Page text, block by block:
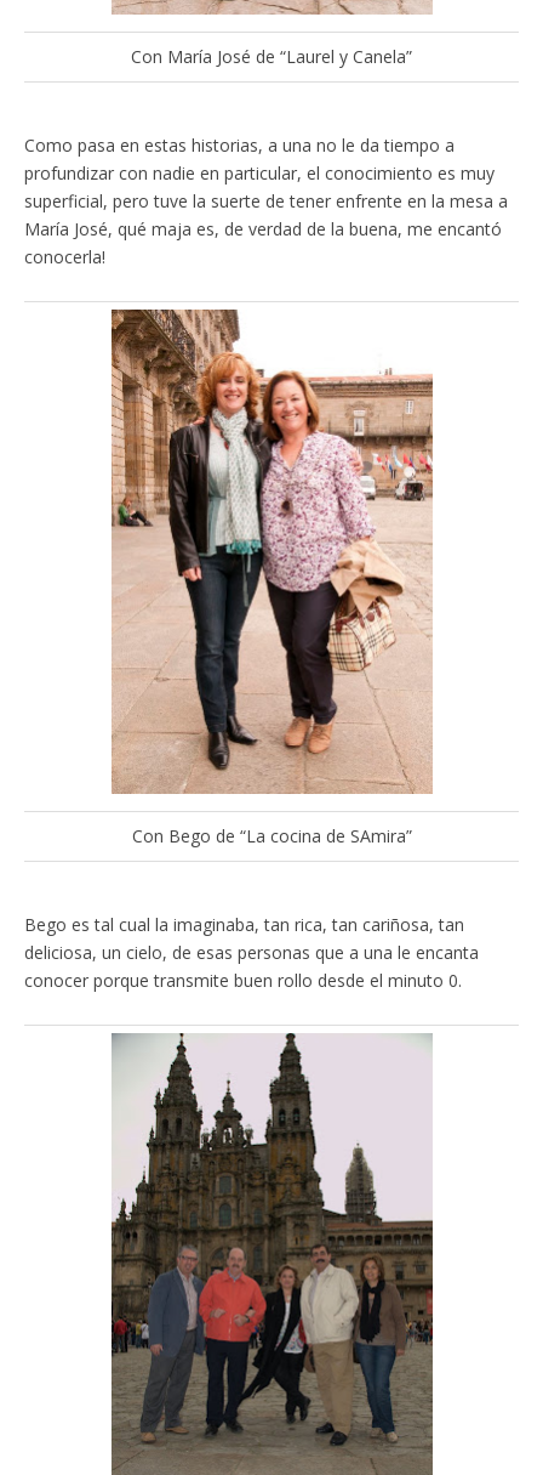
Con María José de “Laurel y Canela”
Como pasa en estas historias, a una no le da tiempo a
profundizar con nadie en particular, el conocimiento es muy
superficial, pero tuve la suerte de tener enfrente en la mesa a
María José, qué maja es, de verdad de la buena, me encantó
conocerla!
Con Bego de “La cocina de SAmira”
Bego es tal cual la imaginaba, tan rica, tan cariñosa, tan
deliciosa, un cielo, de esas personas que a una le encanta
conocer porque transmite buen rollo desde el minuto 0.